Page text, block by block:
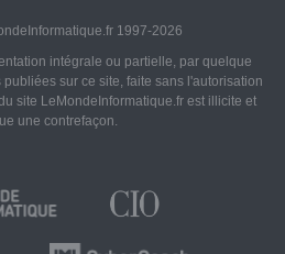
1997-2026
intégrale ou partielle, par quelque
sur ce site, faite sans l'autorisation
site LeMondeInformatique.fr est illicite et
une contrefaçon.